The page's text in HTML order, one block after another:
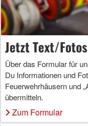
Jetzt Text/
Über das Formular für
Du Informationen und
Feuerwehrhäusern und
übermitteln.
Zum Formular